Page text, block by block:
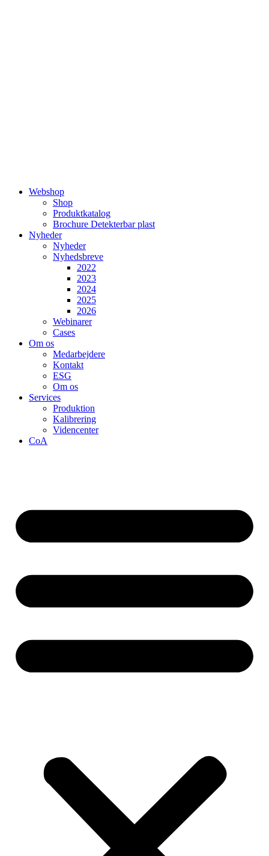
Webshop
Shop
Produktkatalog
Brochure Detekterbar plast
Nyheder
Nyheder
Nyhedsbreve
2022
2023
2024
2025
2026
Webinarer
Cases
Om os
Medarbejdere
Kontakt
ESG
Om os
Services
Produktion
Kalibrering
Videncenter
CoA